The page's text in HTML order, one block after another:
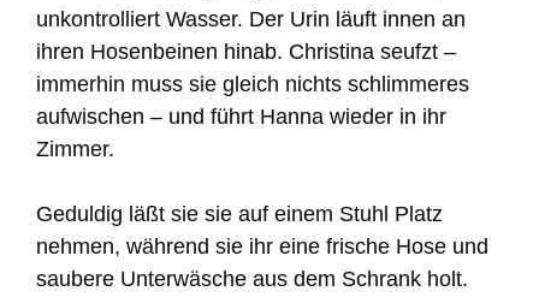
unkontrolliert Wasser. Der Urin läuft innen an
ihren Hosenbeinen hinab. Christina seufzt –
immerhin muss sie gleich nichts schlimmeres
aufwischen – und führt Hanna wieder in ihr
Zimmer.
Geduldig läßt sie sie auf einem Stuhl Platz
nehmen, während sie ihr eine frische Hose und
saubere Unterwäsche aus dem Schrank holt.